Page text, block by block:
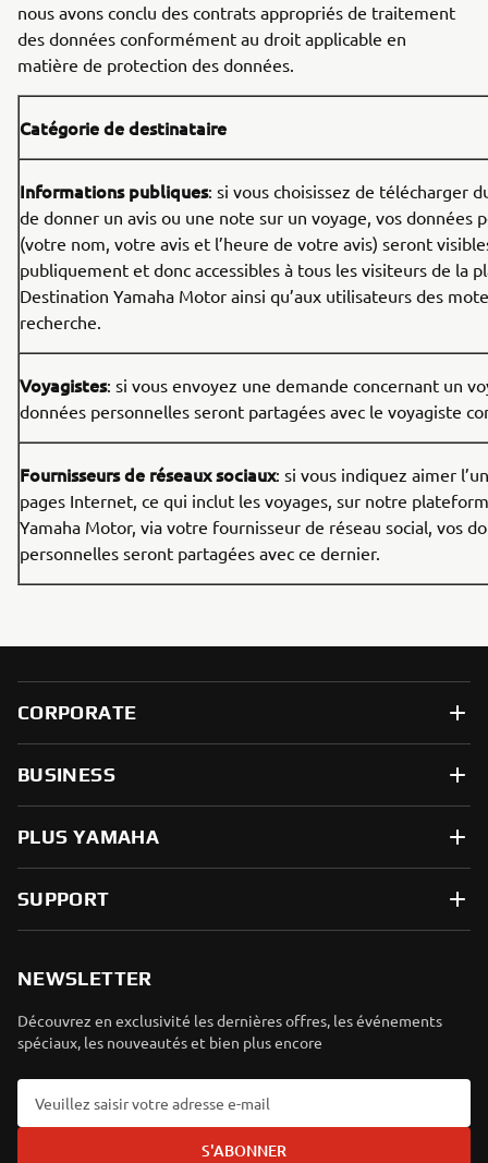
nous avons conclu des contrats appropriés de traitement
des données conformément au droit applicable en
matière de protection des données.
Catégorie de destinataire
Informations publiques: si vous choisissez de télécharger
de donner un avis ou une note sur un voyage, vos données
(votre nom, votre avis et l’heure de votre avis) seront
publiquement et donc accessibles à tous les visiteurs de la
Destination Yamaha Motor ainsi qu’aux utilisateurs des
recherche.
Voyagistes: si vous envoyez une demande concernant un
données personnelles seront partagées avec le voyagiste
Fournisseurs de réseaux sociaux: si vous indiquez aimer
pages Internet, ce qui inclut les voyages, sur notre
Yamaha Motor, via votre fournisseur de réseau social, vos
personnelles seront partagées avec ce dernier.
CORPORATE
BUSINESS
PLUS YAMAHA
SUPPORT
NEWSLETTER
Découvrez en exclusivité les dernières offres, les événements
spéciaux, les nouveautés et bien plus encore
S'ABONNER